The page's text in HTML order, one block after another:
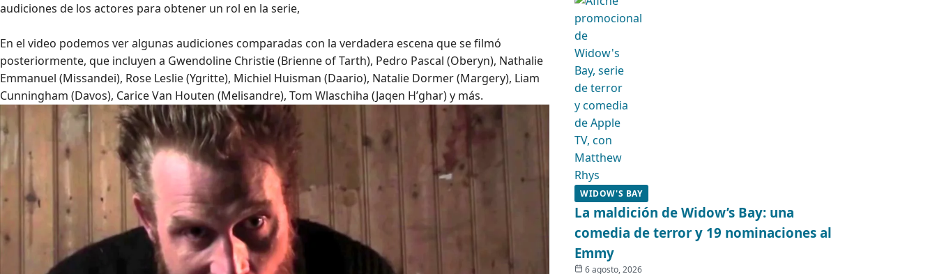
audiciones de los actores para obtener un rol en la serie,
En el video podemos ver algunas audiciones comparadas con la verdadera escena que se filmó
posteriormente, que incluyen a Gwendoline Christie (Brienne of Tarth), Pedro Pascal (Oberyn), Nathalie
Emmanuel (Missandei), Rose Leslie (Ygritte), Michiel Huisman (Daario), Natalie Dormer (Margery), Liam
Cunningham (Davos), Carice Van Houten (Melisandre), Tom Wlaschiha (Jaqen H’ghar) y más.
WIDOW'S BAY
La maldición de Widow’s Bay: una
comedia de terror y 19 nominaciones al
Emmy
6 agosto, 2026